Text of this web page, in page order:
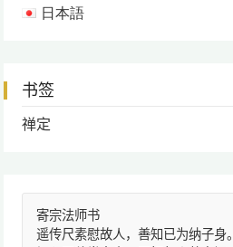
日本語
书签
禅定
寄宗法师书
遥传尺素慰故人，善知已为纳子身。